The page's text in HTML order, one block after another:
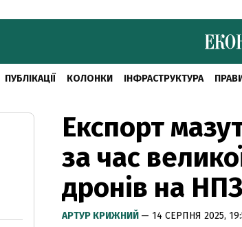
ПУБЛІКАЦІЇ КОЛОНКИ ІНФРАСТРУКТУРА
Експорт
за час
дронів на НПЗ
АРТУР КРИЖНИЙ — 14 СЕРПНЯ 2025,